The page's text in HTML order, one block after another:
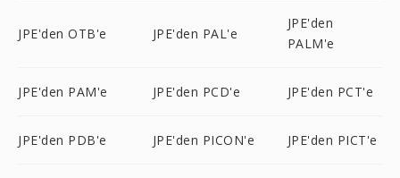
JPE'den OTB'e JPE'den PAL'e
JPE'den
PALM'e
JPE'den PAM'e JPE'den PCD'e JPE'den PCT'e
JPE'den PDB'e JPE'den PICON'e JPE'den PICT'e